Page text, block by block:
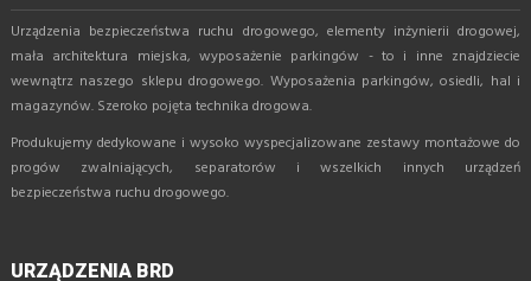
Urządzenia bezpieczeństwa ruchu drogowego, elementy inżynierii drogowej,
mała architektura miejska, wyposażenie parkingów - to i inne znajdziecie
wewnątrz naszego sklepu drogowego. Wyposażenia parkingów, osiedli, hal i
magazynów. Szeroko pojęta technika drogowa.
Produkujemy dedykowane i wysoko wyspecjalizowane zestawy montażowe do
progów zwalniających, separatorów i wszelkich innych urządzeń
bezpieczeństwa ruchu drogowego.
URZĄDZENIA BRD